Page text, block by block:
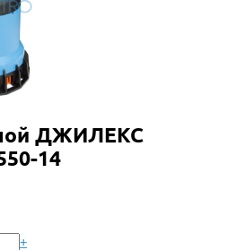
ДЖИЛЕКС
14
+